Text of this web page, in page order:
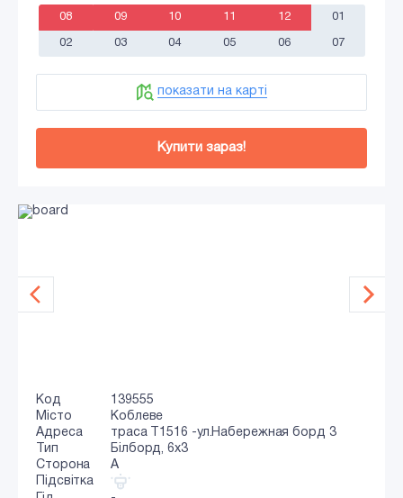
08 09 10 11 12 01
02 03 04 05 06 07
показати на карті
Купити зараз!
Код
139555
Місто
Коблеве
Адреса
траса Т1516 -ул.Набережная борд 3
Тип
Білборд, 6х3
Сторона
A
Підсвітка